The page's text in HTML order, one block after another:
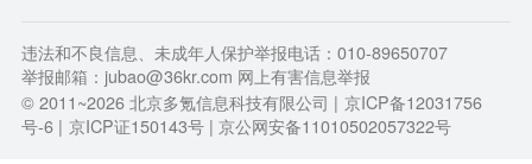
违法和不良信息、未成年人保护举报电话：010-89650707
举报邮箱：jubao@36kr.com 网上有害信息举报
© 2011~2026北京多氪信息科技有限公司 | 京ICP备12031756
号-6 | 京ICP证150143号 | 京公网安备11010502057322号